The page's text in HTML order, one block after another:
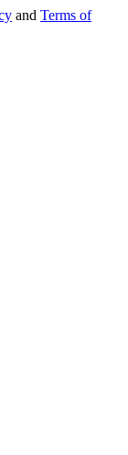
and Terms of